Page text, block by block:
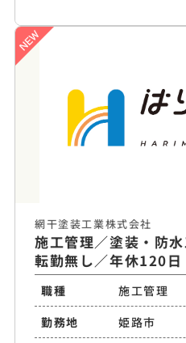
網干塗装工業株式会社
施工管理／塗装・防
転勤無し／年休120日
職種
施工管理
勤務地
姫路市